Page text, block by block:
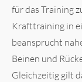
für das Training
Krafttraining in
beansprucht
Beinen und
Gleichzeitig gilt